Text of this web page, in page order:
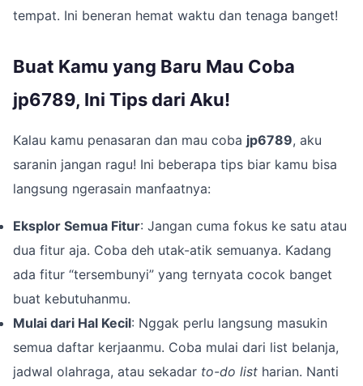
tempat. Ini beneran hemat waktu dan tenaga banget!
Buat Kamu yang Baru Mau Coba
jp6789, Ini Tips dari Aku!
Kalau kamu penasaran dan mau coba jp6789, aku
saranin jangan ragu! Ini beberapa tips biar kamu bisa
langsung ngerasain manfaatnya:
Eksplor Semua Fitur: Jangan cuma fokus ke satu atau
dua fitur aja. Coba deh utak-atik semuanya. Kadang
ada fitur “tersembunyi” yang ternyata cocok banget
buat kebutuhanmu.
Mulai dari Hal Kecil: Nggak perlu langsung masukin
semua daftar kerjaanmu. Coba mulai dari list belanja,
jadwal olahraga, atau sekadar to-do list harian. Nanti